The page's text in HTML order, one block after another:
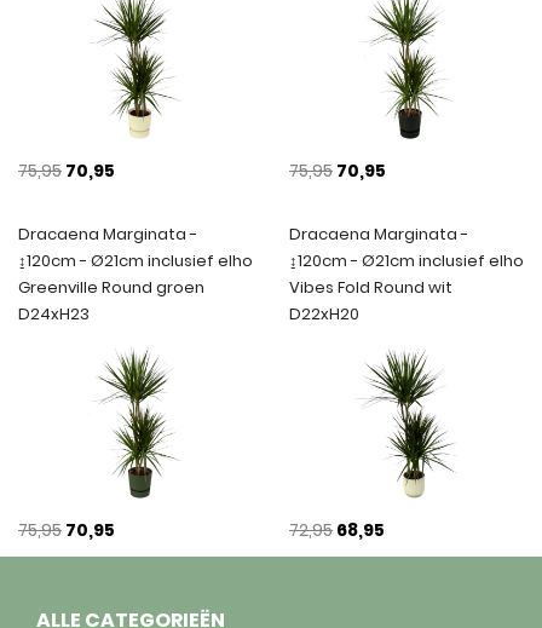
75,95 70,95 75,95 70,95
Dracaena Marginata -
↨120cm - Ø21cm inclusief elho
Greenville Round groen
D24xH23
75,95 70,95
Dracaena Marginata -
↨120cm - Ø21cm inclusief elho
Vibes Fold Round wit
D22xH20
72,95 68,95
ALLE CATEGORIEËN